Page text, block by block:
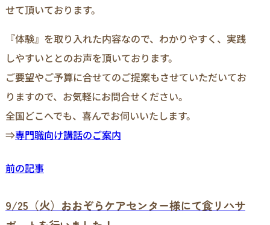
せて頂いております。
『体験』を取り入れた内容なので、わかりやすく、実践
しやすいととのお声を頂いております。
ご要望やご予算に合せてのご提案もさせていただいてお
りますので、お気軽にお問合せください。
全国どこへでも、喜んでお伺いいたします。
⇒専門職向け講話のご案内
前の記事
9/25（火）おおぞらケアセンター様にて食リハサ